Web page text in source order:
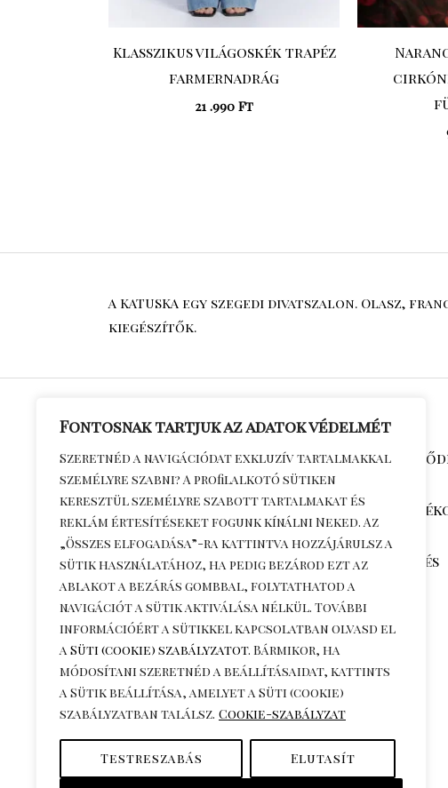
Fontosnak tartjuk az adatok védelmét
Szeretnéd a navigációdat exkluzív tartalmakkal
személyre szabni? A profilalkotó sütiken
keresztül személyre szabott tartalmakat és
reklám értesítéseket fogunk kínálni Neked. Az
„Összes elfogadása”-ra kattintva hozzájárulsz a
sütik használatához, ha pedig bezárod ezt az
ablakot a bezárás gombbal, folytathatod a
navigációt a sütik aktiválása nélkül. További
információért a sütikkel kapcsolatban olvasd el
a Süti (cookie) szabályzatot. Bármikor, ha
módosítani szeretnéd a beállításaidat, kattints
a Sütik beállítása, amelyet a Süti (cookie)
szabályzatban találsz. Cookie-szabályzat
Testreszabás Elutasít
Klasszikus világoskék trapéz
farmernadrág
21 .990 Ft
A KATUSKA egy szegedi divatszalon. Olasz,
kiegészítők.
Általános
Feltételek
Adatkezelési
Kapcsolat
Szállítási díjak és
információk
Visszaküldés